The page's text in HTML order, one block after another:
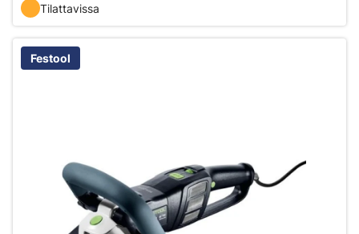
Tilattavissa
Festool